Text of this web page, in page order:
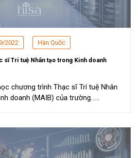
2022 Hàn Quốc
sĩ Trí tuệ Nhân tạo trong Kinh doanh
chương trình Thạc sĩ Trí tuệ Nhân
doanh (MAIB) của trường...